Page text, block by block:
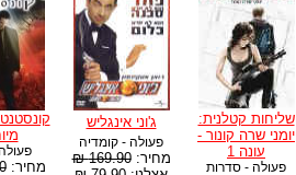
שליחות קטלנית:
יומני שרה קונור -
עונה 1
פעולה - סדרות
ג'וני אינגליש
פעולה - קומדיה
מחיר:169.90 ₪
מחיר: